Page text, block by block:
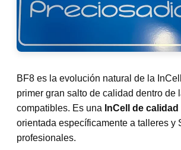
BF8 es la evolución natural de la
primer gran salto de calidad dentro de
compatibles. Es una InCell de
orientada específicamente a talleres y
profesionales.